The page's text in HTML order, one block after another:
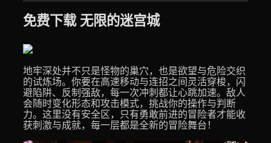
免费下载 无限的迷宫城
地牢深处并不只是怪物的巢穴，也是欲望与危险交织
的试炼场。你要在高速移动与连招之间灵活穿梭，闪
避陷阱、反制强敌，每一次冲刺都让心跳加速。敌人
会随时变化形态和攻击模式，挑战你的操作与判断
力。这里没有安全区，只有勇敢前进的冒险者才能收
获刺激与成就，每一层都是全新的冒险舞台！